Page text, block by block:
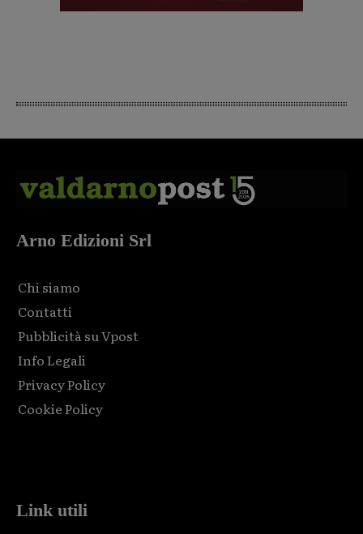
Arno Edizioni Srl
Chi siamo
Contatti
Pubblicità su Vpost
Info Legali
Privacy Policy
Cookie Policy
Link utili